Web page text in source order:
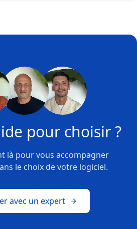
pour choisir ?
là pour vous accompagner
le choix de votre logiciel.
avec un expert